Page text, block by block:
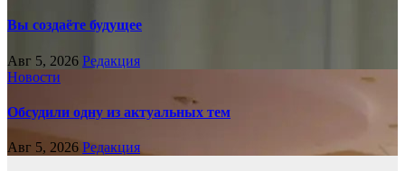
Вы создаёте будущее
Авг 5, 2026 Редакция
Новости
Обсудили одну из актуальных тем
Авг 5, 2026 Редакция